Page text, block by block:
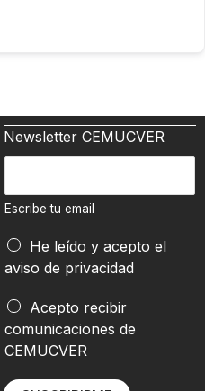
Newsletter CEMUCVER
*
s
r
i
e
t
u
c
i
b
e
u
e
m
Escribe tu email
He leído y acepto el
aviso de privacidad
Acepto recibir
comunicaciones de
CEMUCVER